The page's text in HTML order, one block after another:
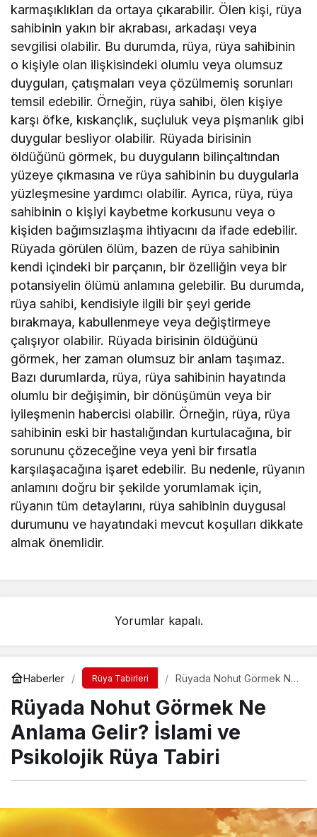
karmaşıklıkları da ortaya çıkarabilir. Ölen kişi, rüya
sahibinin yakın bir akrabası, arkadaşı veya
sevgilisi olabilir. Bu durumda, rüya, rüya sahibinin
o kişiyle olan ilişkisindeki olumlu veya olumsuz
duyguları, çatışmaları veya çözülmemiş sorunları
temsil edebilir. Örneğin, rüya sahibi, ölen kişiye
karşı öfke, kıskançlık, suçluluk veya pişmanlık gibi
duygular besliyor olabilir. Rüyada birisinin
öldüğünü görmek, bu duyguların bilinçaltından
yüzeye çıkmasına ve rüya sahibinin bu duygularla
yüzleşmesine yardımcı olabilir. Ayrıca, rüya, rüya
sahibinin o kişiyi kaybetme korkusunu veya o
kişiden bağımsızlaşma ihtiyacını da ifade edebilir.
Rüyada görülen ölüm, bazen de rüya sahibinin
kendi içindeki bir parçanın, bir özelliğin veya bir
potansiyelin ölümü anlamına gelebilir. Bu durumda,
rüya sahibi, kendisiyle ilgili bir şeyi geride
bırakmaya, kabullenmeye veya değiştirmeye
çalışıyor olabilir. Rüyada birisinin öldüğünü
görmek, her zaman olumsuz bir anlam taşımaz.
Bazı durumlarda, rüya, rüya sahibinin hayatında
olumlu bir değişimin, bir dönüşümün veya bir
iyileşmenin habercisi olabilir. Örneğin, rüya, rüya
sahibinin eski bir hastalığından kurtulacağına, bir
sorununu çözeceğine veya yeni bir fırsatla
karşılaşacağına işaret edebilir. Bu nedenle, rüyanın
anlamını doğru bir şekilde yorumlamak için,
rüyanın tüm detaylarını, rüya sahibinin duygusal
durumunu ve hayatındaki mevcut koşulları dikkate
almak önemlidir.
Yorumlar kapalı.
Haberler Rüya Tabirleri
Rüyada Nohut Görmek Ne
Psikolojik Rüya Tabiri
Rüyada Nohut Görmek Ne
Anlama Gelir? İslami ve
Psikolojik Rüya Tabiri